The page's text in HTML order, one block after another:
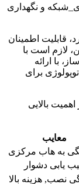
و نگهداری
قابلیت اطمینان
لازم است با
با ارائه
برای
بالایی
معایب
به هاب مرکزی
یابی دشوار
نصب, هزینه بالا